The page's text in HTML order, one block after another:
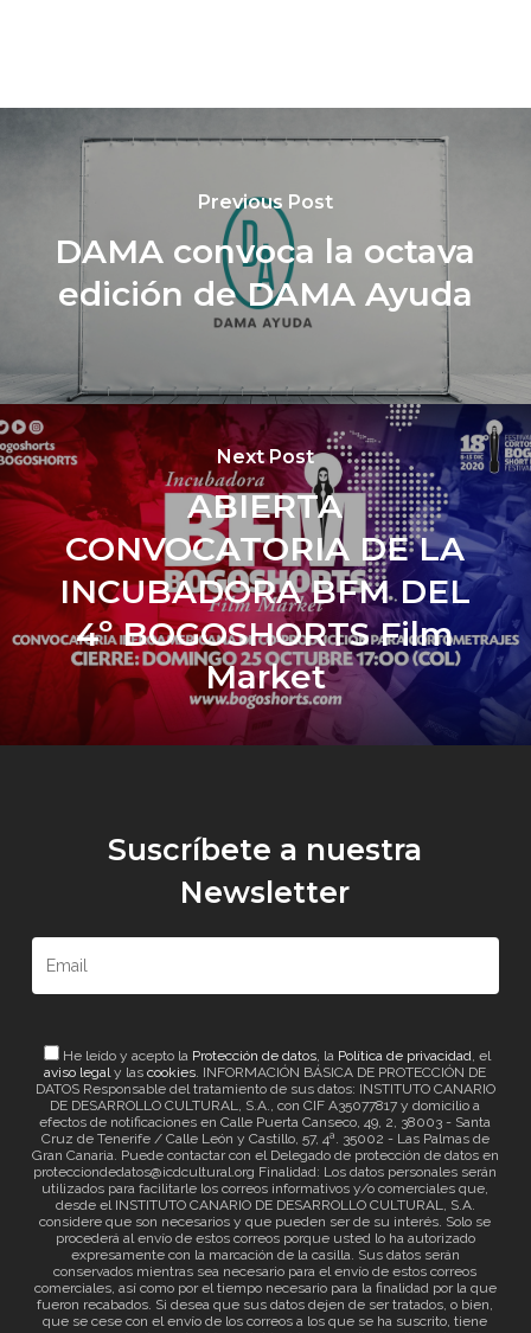
Previous Post
DAMA convoca la octava
edición de DAMA Ayuda
Next Post
ABIERTA
CONVOCATORIA DE LA
INCUBADORA BFM DEL
4º BOGOSHORTS Film
Market
Suscríbete a nuestra
Newsletter
He leído y acepto la Protección de datos, la Política de privacidad, el
aviso legaly lascookies. INFORMACIÓN BÁSICA DE PROTECCIÓN DE
DATOS Responsable del tratamiento de sus datos: INSTITUTO CANARIO
DE DESARROLLO CULTURAL, S.A., con CIF A35077817 y domicilio a
efectos de notificaciones en Calle Puerta Canseco, 49, 2, 38003 - Santa
Cruz de Tenerife / Calle León y Castillo, 57, 4ª. 35002 - Las Palmas de
Gran Canaria. Puede contactar con el Delegado de protección de datos en
protecciondedatos@icdcultural.org Finalidad: Los datos personales serán
utilizados para facilitarle los correos informativos y/o comerciales que,
desde el INSTITUTO CANARIO DE DESARROLLO CULTURAL, S.A.
considere que son necesarios y que pueden ser de su interés. Solo se
procederá al envío de estos correos porque usted lo ha autorizado
expresamente con la marcación de la casilla. Sus datos serán
conservados mientras sea necesario para el envío de estos correos
comerciales, así como por el tiempo necesario para la finalidad por la que
fueron recabados. Si desea que sus datos dejen de ser tratados, o bien,
que se cese con el envío de los correos a los que se ha suscrito, tiene